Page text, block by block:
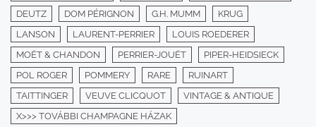
DEUTZ
DOM PÉRIGNON G.H. MUMM
KRUG
LANSON
LAURENT-PERRIER
LOUIS ROEDERER
MOËT & CHANDON
PERRIER-JOUËT
PIPER-HEIDSIECK
POL ROGER
POMMERY RARE
RUINART
TAITTINGER
VEUVE CLICQUOT
VINTAGE & ANTIQUE
X>>> TOVÁBBI CHAMPAGNE HÁZAK